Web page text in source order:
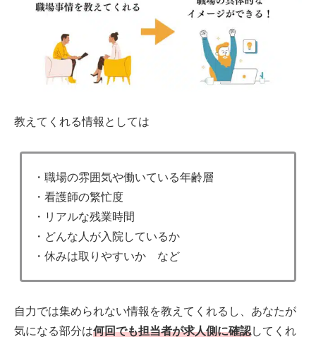
教えてくれる情報としては
・職場の雰囲気や働いている年齢層
・看護師の繁忙度
・リアルな残業時間
・どんな人が入院しているか
・休みは取りやすいか など
自力では集められない情報を教えてくれるし、あなたが
気になる部分は何回でも担当者が求人側に確認してくれ